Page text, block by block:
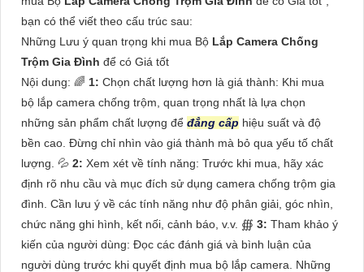
bạn có thể viết theo cấu trúc sau:
Những Lưu ý quan trọng khi mua Bộ Lắp Camera Chống
Trộm Gia Đình để có Giá tốt
Nội dung: 🌈 1: Chọn chất lượng hơn là giá thành: Khi mua
bộ lắp camera chống trộm, quan trọng nhất là lựa chọn
những sản phẩm chất lượng để đẳng cấp hiệu suất và độ
bền cao. Đừng chỉ nhìn vào giá thành mà bỏ qua yếu tố chất
lượng. 💦 2: Xem xét về tính năng: Trước khi mua, hãy xác
định rõ nhu cầu và mục đích sử dụng camera chống trộm gia
đình. Cần lưu ý về các tính năng như độ phân giải, góc nhìn,
chức năng ghi hình, kết nối, cảnh báo, v.v. ∰ 3: Tham khảo ý
kiến của người dùng: Đọc các đánh giá và bình luận của
người dùng trước khi quyết định mua bộ lắp camera. Những